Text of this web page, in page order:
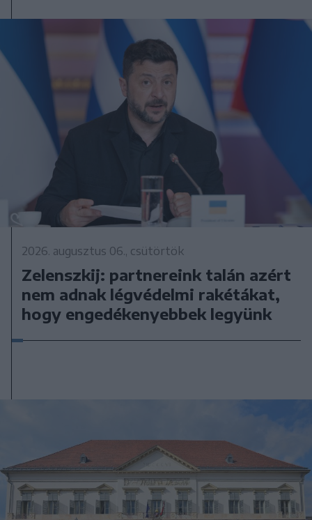
2026. augusztus 06., csütörtök
Zelenszkij: partnereink talán azért
nem adnak légvédelmi rakétákat,
hogy engedékenyebbek legyünk